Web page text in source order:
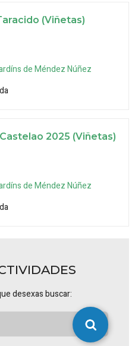
(Viñetas)
de Méndez Núñez
2025 (Viñetas)
de Méndez Núñez
desexas buscar: